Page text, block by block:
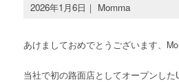
2026年1月6日 ｜ Momma
あけましておめでとうございます、
当社で初の路面店としてオープンし